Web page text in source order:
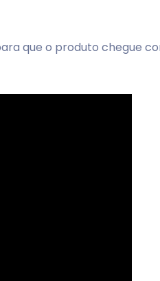
que o produto chegue